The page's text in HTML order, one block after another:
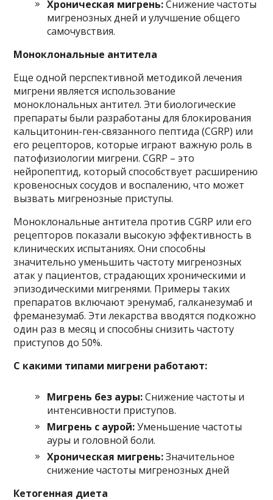
Хроническая мигрень:Снижение частоты
мигренозных дней и улучшение общего
самочувствия.
Моноклональные антитела
Еще одной перспективной методикой лечения
мигрени является использование
моноклональных антител. Эти биологические
препараты были разработаны для блокирования
кальцитонин-ген-связанного пептида (CGRP) или
его рецепторов, которые играют важную роль в
патофизиологии мигрени. CGRP – это
нейропептид, который способствует расширению
кровеносных сосудов и воспалению, что может
вызвать мигренозные приступы.
Моноклональные антитела против CGRP или его
рецепторов показали высокую эффективность в
клинических испытаниях. Они способны
значительно уменьшить частоту мигренозных
атак у пациентов, страдающих хроническими и
эпизодическими мигренями. Примеры таких
препаратов включают эренумаб, галканезумаб и
фреманезумаб. Эти лекарства вводятся подкожно
один раз в месяц и способны снизить частоту
приступов до 50%.
С какими типами мигрени работают:
Мигрень без ауры:Снижение частоты и
интенсивности приступов.
Мигрень с аурой:Уменьшение частоты
ауры и головной боли.
Хроническая мигрень:Значительное
снижение частоты мигренозных дней
Кетогенная диета